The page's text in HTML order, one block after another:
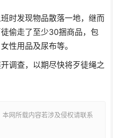
时发现物品散落一地，继而
偷走了至少30捆商品，包
性用品及尿布等。
调查，以期尽快将歹徒绳之
网所载内容若涉及侵权请联系